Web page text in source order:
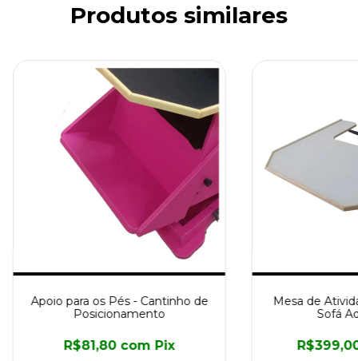
Produtos similares
Apoio para os Pés - Cantinho de
Posicionamento
R$81,80 com Pix
Mesa de
Sofá